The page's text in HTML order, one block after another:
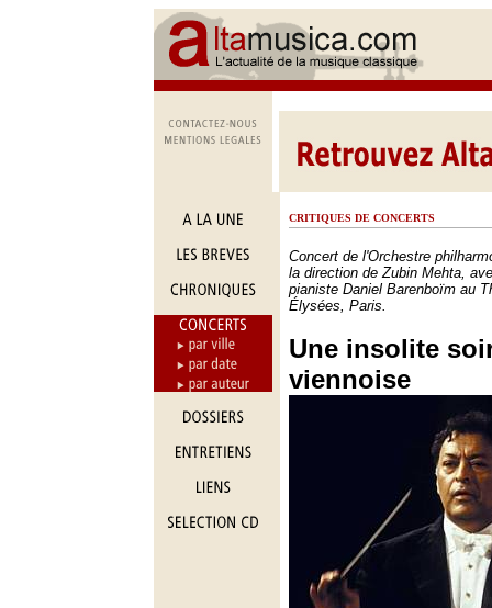
CRITIQUES DE CONCERTS
Concert de l'Orchestre
la direction de Zubin Mehta,
pianiste Daniel Barenboïm au
Élysées, Paris.
Une insolite
viennoise